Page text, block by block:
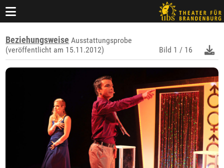
Beziehungsweise Ausstattungsprobe
(veröffentlicht am 15.11.2012)
Bild 1 / 16